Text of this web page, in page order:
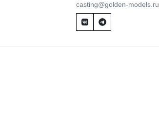
casting@golden-models.ru